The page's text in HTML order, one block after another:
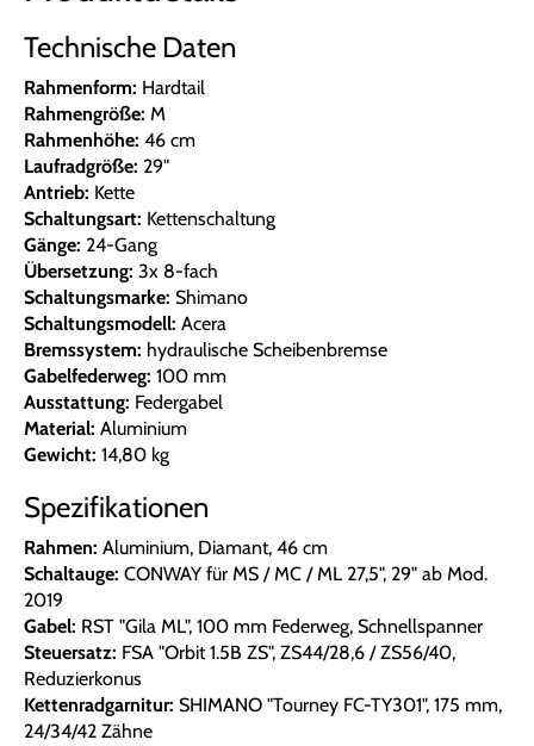
Technische Daten
Rahmenform: Hardtail
Rahmengröße: M
Rahmenhöhe: 46 cm
Laufradgröße: 29"
Antrieb: Kette
Schaltungsart: Kettenschaltung
Gänge: 24-Gang
Übersetzung: 3x 8-fach
Schaltungsmarke: Shimano
Schaltungsmodell: Acera
Bremssystem: hydraulische Scheibenbremse
Gabelfederweg: 100 mm
Ausstattung: Federgabel
Material: Aluminium
Gewicht: 14,80 kg
Spezifikationen
Rahmen: Aluminium, Diamant, 46 cm
Schaltauge: CONWAY für MS / MC / ML 27,5", 29" ab Mod.
2019
Gabel: RST "Gila ML", 100 mm Federweg, Schnellspanner
Steuersatz: FSA "Orbit 1.5B ZS", ZS44/28,6 / ZS56/40,
Reduzierkonus
Kettenradgarnitur: SHIMANO "Tourney FC-TY301", 175 mm,
24/34/42 Zähne